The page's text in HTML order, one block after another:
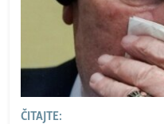
ČITAJTE: